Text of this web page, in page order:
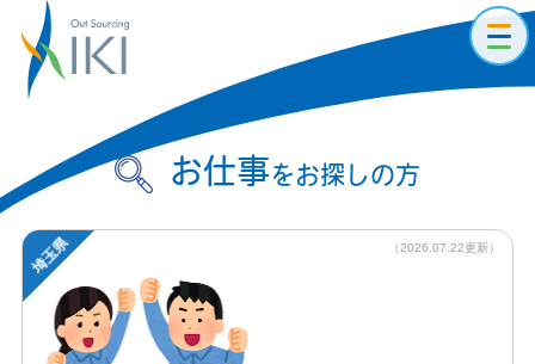
お仕事をお探しの方
（2026.07.22更新）
埼玉県